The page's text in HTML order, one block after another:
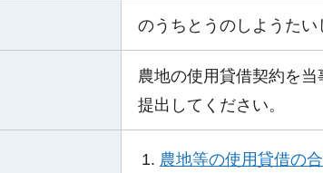
のうちとうのしようたい
農地の使用貸借契約を
提出してください。
農地等の使用貸借の